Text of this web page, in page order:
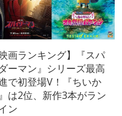
映画ランキング】『スパ
ーマン』シリーズ最高
で初登場V！『ちいか
は2位、新作3本がラン
ン